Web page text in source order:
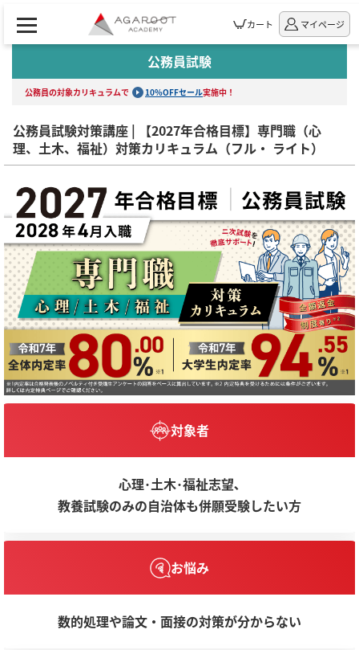
カート マイページ
公務員試験
公務員の対象カリキュラムで 10%OFFセール実施中！
公務員試験対策講座 | 【2027年合格目標】専門職（心
理、土木、福祉）対策カリキュラム（フル・ ライト）
対象者
心理･土木･福祉志望､
教養試験のみの自治体も併願受験したい方
お悩み
数的処理や論文・面接の対策が分からない